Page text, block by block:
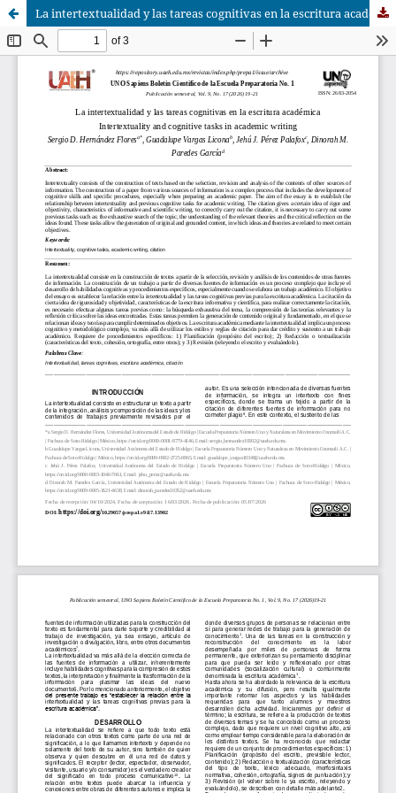
La intertextualidad y las tareas cognitivas en la escritura académica